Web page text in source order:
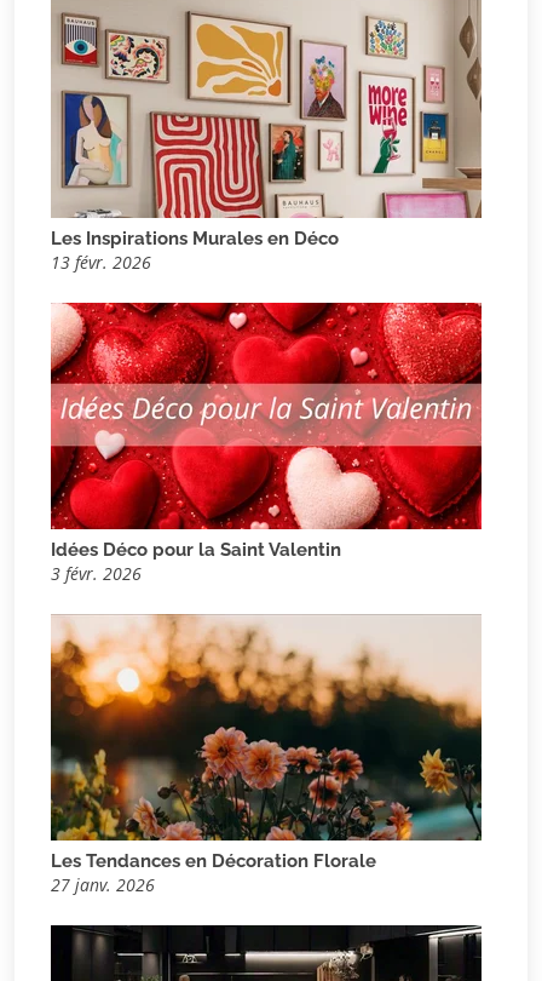
Les Inspirations Murales en Déco
13 févr. 2026
Idées Déco pour la Saint Valentin
3 févr. 2026
Les Tendances en Décoration Florale
27 janv. 2026